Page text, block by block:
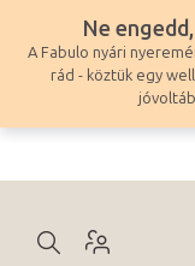
tartalomhoz
Ne
A Fabulo nyári
rád - köztük egy